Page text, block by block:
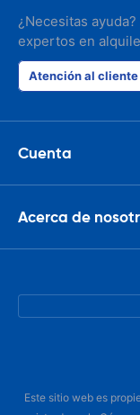
¿Necesitas
expertos en
Atención al cliente
Cuenta
Acerca de
Este sitio web es